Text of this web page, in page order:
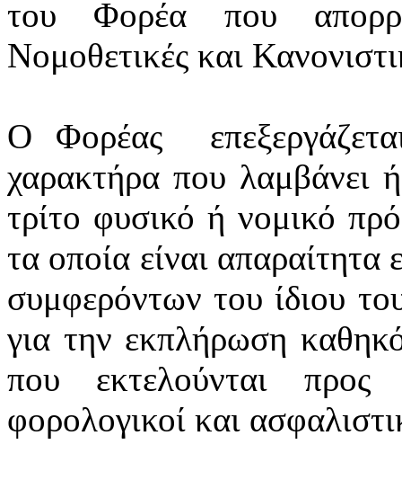
του Φορέα που
Νομοθετικές και
Ο Φορέας
χαρακτήρα που λαμβάνει
τρίτο φυσικό ή νομικό
τα οποία είναι απαραίτητα
συμφερόντων του ίδιου
για την εκπλήρωση
που εκτελούνται
φορολογικοί και